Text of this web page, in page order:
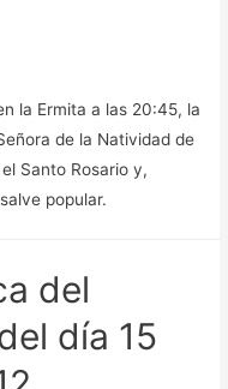
la Ermita a las 20:45, la
de la Natividad de
Santo Rosario y,
popular.
del
día 15